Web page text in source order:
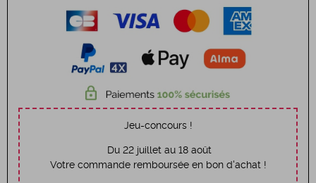
Jeu-concours !
Du 22 juillet au 18 août
Votre commande remboursée en bon d'achat !